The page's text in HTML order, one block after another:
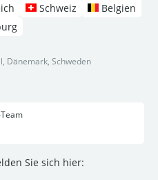
Schweiz
Belgien
Dänemark, Schweden
Sie sich hier: